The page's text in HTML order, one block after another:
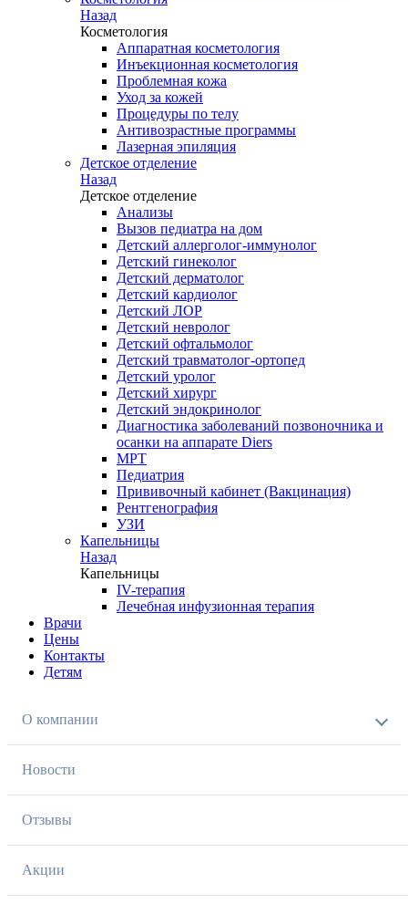
Назад
Косметология
Аппаратная косметология
Инъекционная косметология
Проблемная кожа
Уход за кожей
Процедуры по телу
Антивозрастные программы
Лазерная эпиляция
Детское отделение
Назад
Детское отделение
Анализы
Вызов педиатра на дом
Детский аллерголог-иммунолог
Детский гинеколог
Детский дерматолог
Детский кардиолог
Детский ЛОР
Детский невролог
Детский офтальмолог
Детский травматолог-ортопед
Детский уролог
Детский хирург
Детский эндокринолог
Диагностика заболеваний позвоночника и
осанки на аппарате Diers
МРТ
Педиатрия
Прививочный кабинет (Вакцинация)
Рентгенография
УЗИ
Капельницы
Назад
Капельницы
IV-терапия
Лечебная инфузионная терапия
Врачи
Цены
Контакты
Детям
О компании
Новости
Отзывы
Акции